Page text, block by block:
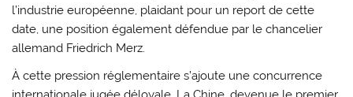
l’industrie européenne, plaidant pour un report de cette
date, une position également défendue par le chancelier
allemand Friedrich Merz
À cette pression réglementaire s’ajoute une concurrence